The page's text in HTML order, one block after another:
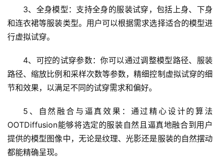
应
行
好
文
登录 注册
3、全身模型：支持全身的服装试穿，包括上身、下身
和连衣裙等服装类型。用户可以根据需求选择适合的模型进
行虚拟试穿。
4、可控的试穿参数：你可以通过调整模型路径、服装
路径、缩放比例和采样次数等参数，精细控制虚拟试穿的细
节和效果，以满足不同的试穿需求和偏好。
5、自然融合与逼真效果：通过精心设计的算法
OOTDiffusion能够将选定的服装自然且逼真地融合到用户
提供的模型图像中，无论是纹理、光影还是服装的自然摆动
都能精确呈现。